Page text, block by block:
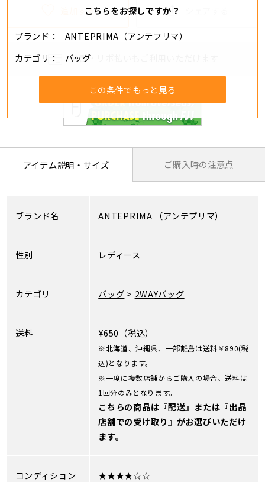
こちらをお探しですか？
ブランド
ANTEPRIMA（アンテプリマ）
カテゴリ
バッグ
この条件でもっと見る
追加する
分割・リボ払いもご利用いただけます
アイテム説明・サイズ ご購入時の注意点
ブランド名 ANTEPRIMA （アンテプリマ）
性別 レディース
カテゴリ バッグ > 2WAYバッグ
送料 ¥650（税込）
※北海道、沖縄県、一部離島は送料￥890(税
込)となります。
※一度に複数店舗からご購入の場合、送料は
1回分のみとなります。
こちらの商品は『配送』または『出品
店舗での受け取り』がお選びいただけ
ます。
コンディション
★★★★☆☆